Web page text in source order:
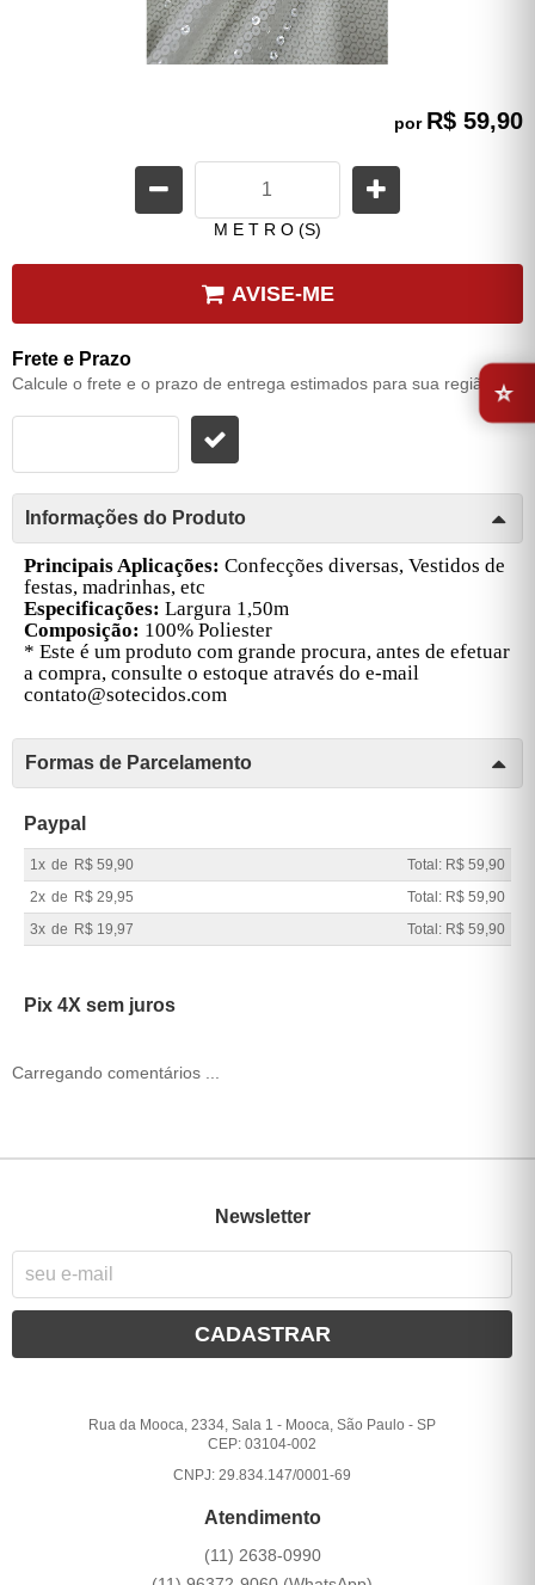
por R$ 59,90
M E T R O (S)
AVISE-ME
Frete e Prazo
Calcule o frete e o prazo de entrega estimados para sua região:
Informações do Produto
Principais Aplicações: Confecções diversas, Vestidos de
festas, madrinhas, etc
Especificações: Largura 1,50m
Composição: 100% Poliester
* Este é um produto com grande procura, antes de efetuar
a compra, consulte o estoque através do e-mail
contato@sotecidos.com
Formas de Parcelamento
Paypal
1x de R$ 59,90
Total: R$ 59,90
2x de R$ 29,95
Total: R$ 59,90
3x de R$ 19,97 Total: R$ 59,90
Pix 4X sem juros
Carregando comentários ...
Newsletter
CADASTRAR
Rua da Mooca, 2334, Sala 1 - Mooca, São Paulo -SP
CEP: 03104-002
CNPJ: 29.834.147/0001-69
Atendimento
(11) 2638-0990
⭐